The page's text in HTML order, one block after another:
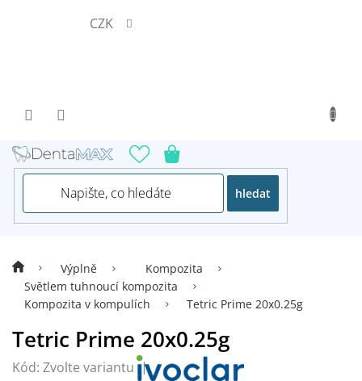
CZK
hledat
Výplně
Kompozita
Světlem tuhnoucí kompozita
Kompozita v kompulích
Tetric Prime 20x0.25g
Tetric Prime 20x0.25g
Kód: Zvolte variantu